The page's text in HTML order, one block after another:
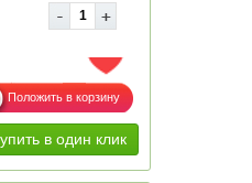
ДОБАВИТЬ В ИЗБРАННОЕ